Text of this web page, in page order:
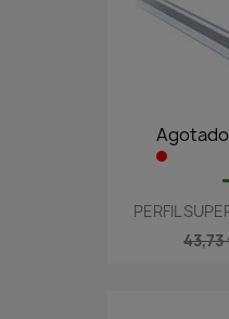
PERFIL
43,73